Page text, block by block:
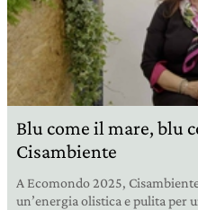
Blu come il mare, blu
Cisambiente
A Ecomondo 2025,
un’energia olistica e pulita per